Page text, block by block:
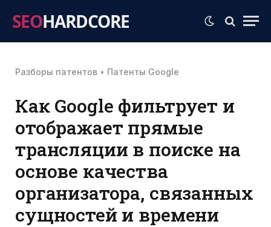
SEOHARDCORE
Разборы патентов • Патенты Google
Как Google фильтрует и
отображает прямые
трансляции в поиске на
основе качества
организатора, связанных
сущностей и времени